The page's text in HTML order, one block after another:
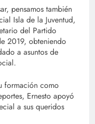
pensamos también
Isla de la Juventud,
del Partido
2019, obteniendo
a asuntos de
formación como
Ernesto apoyó
a sus queridos